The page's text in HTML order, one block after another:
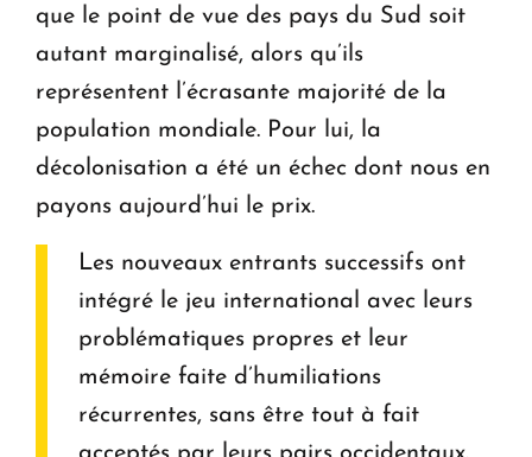
que le point de vue des pays du Sud soit
autant marginalisé, alors qu’ils
représentent l’écrasante majorité de la
population mondiale. Pour lui, la
décolonisation a été un échec dont nous en
payons aujourd’hui le prix.
Les nouveaux entrants successifs ont
intégré le jeu international avec leurs
problématiques propres et leur
mémoire faite d’humiliations
récurrentes, sans être tout à fait